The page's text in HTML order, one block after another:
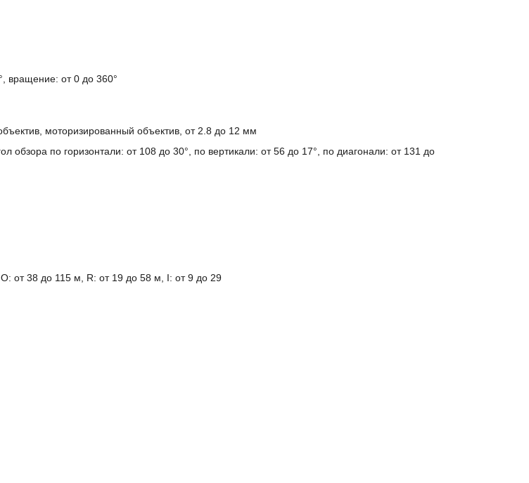
вращение: от 0 до 360°
моторизированный объектив, от 2.8 до 12 мм
обзора по горизонтали: от 108 до 30°, по вертикали: от 56 до 17°, по диагонали: от 131 до
от 38 до 115 м, R: от 19 до 58 м, I: от 9 до 29